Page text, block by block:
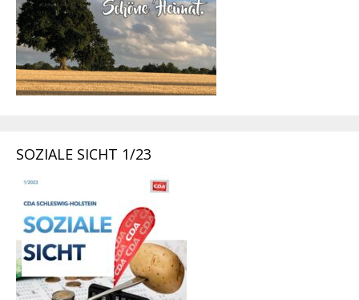
SOZIALE SICHT 1/23